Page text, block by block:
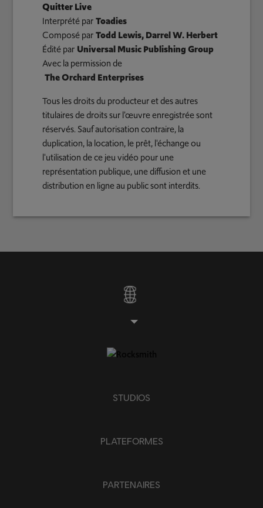
Quitter Live
Interprété parToadies
Composé parTodd Lewis, Darrel W. Herbert
Édité par Universal Music Publishing Group
Avec la permission de
The Orchard Enterprises
Tous les droits du producteur et des autres
titulaires de droits sur l'œuvre enregistrée sont
réservés. Sauf autorisation contraire, la
duplication, la location, le prêt, l'échange ou
l'utilisation de ce jeu vidéo pour une
représentation publique, une diffusion et une
distribution en ligne au public sont interdits.
STUDIOS
PLATEFORMES
PARTENAIRES